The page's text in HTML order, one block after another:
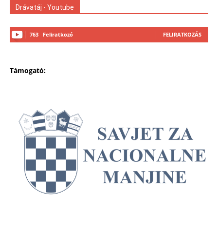
Drávatáj - Youtube
763 Feliratkozó FELIRATKOZÁS
Támogató: